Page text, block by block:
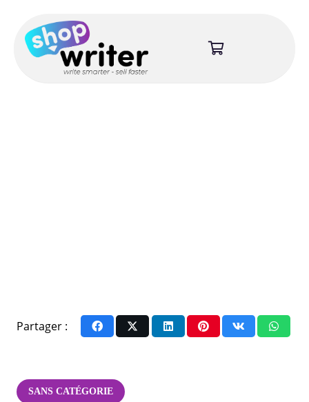
Partager :
SANS CATÉGORIE